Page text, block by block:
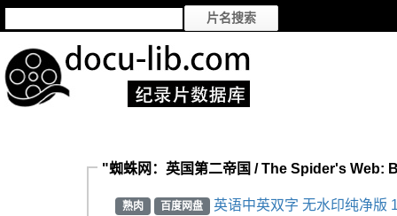
"蜘蛛网：英国第二帝国 / The Spider's Web:
熟肉 百度网盘
英语中英双字 无水印纯净版